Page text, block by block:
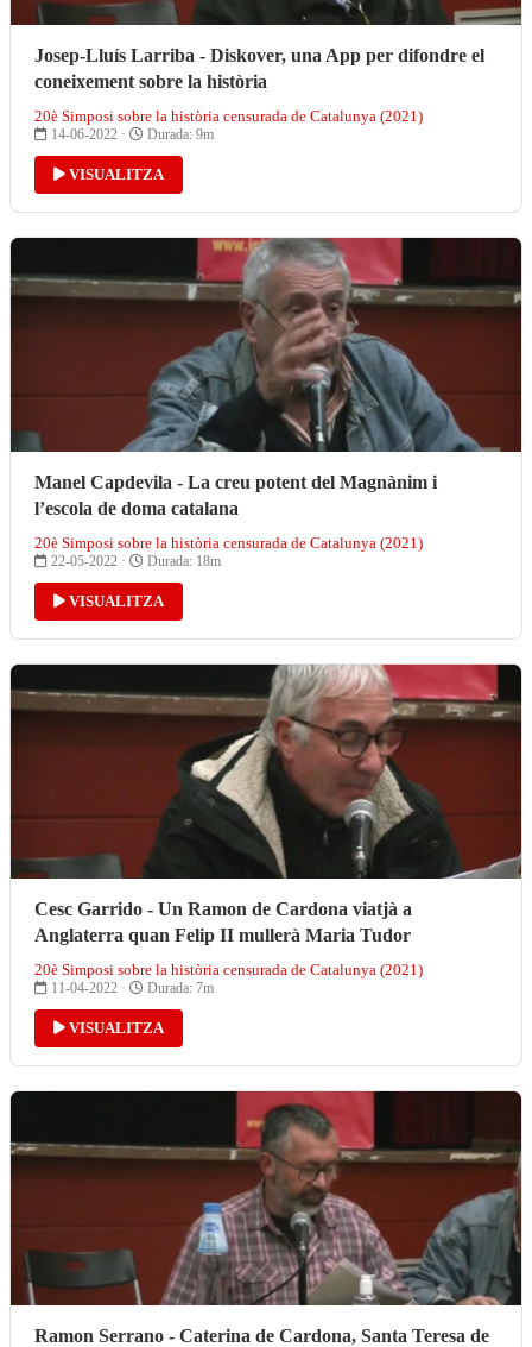
Josep-Lluís Larriba - Diskover, una App per difondre el
coneixement sobre la història
20è Simposi sobre la història censurada de Catalunya (2021)
14-06-2022 · Durada: 9m
VISUALITZA
Manel Capdevila - La creu potent del Magnànim i
l’escola de doma catalana
20è Simposi sobre la història censurada de Catalunya (2021)
22-05-2022 · Durada: 18m
VISUALITZA
Cesc Garrido - Un Ramon de Cardona viatjà a
Anglaterra quan Felip II mullerà Maria Tudor
20è Simposi sobre la història censurada de Catalunya (2021)
11-04-2022 · Durada: 7m
VISUALITZA
Ramon Serrano - Caterina de Cardona, Santa Teresa de